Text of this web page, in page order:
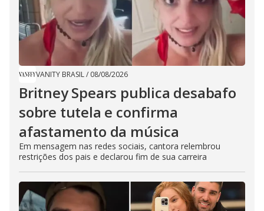
VANITY BRASIL/ 08/08/2026
Britney Spears publica desabafo
sobre tutela e confirma
afastamento da música
Em mensagem nas redes sociais, cantora relembrou
restrições dos pais e declarou fim de sua carreira